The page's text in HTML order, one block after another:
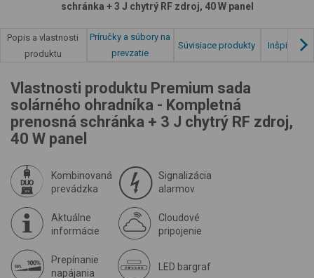
schránka + 3 J chytrý RF zdroj, 40 W panel
Popis a vlastnosti
produktu
Príručky a súbory na
prevzatie
Súvisiace produkty Inšpirácia
Vlastnosti produktu Premium sada
solárného ohradníka - Kompletná
prenosná schránka + 3 J chytrý RF zdroj,
40 W panel
Kombinovaná
prevádzka
Signalizácia
alarmov
Aktuálne
informácie
Cloudové
pripojenie
Prepínanie
napájania
LED bargraf